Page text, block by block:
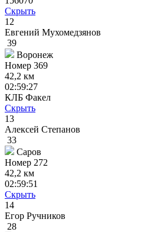
Скрыть
12
Евгений Мухомедзянов
39
Воронеж
Номер 369
42,2 км
02:59:27
КЛБ Факел
Скрыть
13
Алексей Степанов
33
Саров
Номер 272
42,2 км
02:59:51
Скрыть
14
Егор Ручников
28